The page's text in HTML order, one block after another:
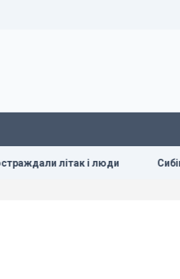
і люди Сибіга: Б’ємося за